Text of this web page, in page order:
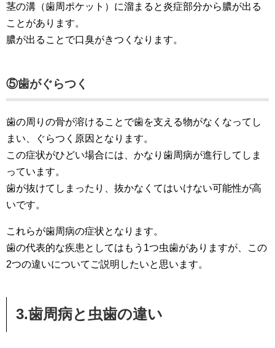
茎の溝（歯周ポケット）に溜まると炎症部分から膿が出る
ことがあります。
膿が出ることで口臭がきつくなります。
⑤歯がぐらつく
歯の周りの骨が溶けることで歯を支える物がなくなってし
まい、ぐらつく原因となります。
この症状がひどい場合には、かなり歯周病が進行してしま
っています。
歯が抜けてしまったり、抜かなくてはいけない可能性が高
いです。
これらが歯周病の症状となります。
歯の代表的な疾患としてはもう1つ虫歯がありますが、この
2つの違いについてご説明したいと思います。
3.歯周病と虫歯の違い